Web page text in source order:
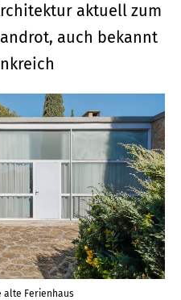
aktuell zum
auch bekannt
alte Ferienhaus